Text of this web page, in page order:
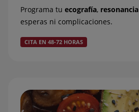
Programa tu ecografía, resonancia
esperas ni complicaciones.
CITA EN 48-72 HORAS